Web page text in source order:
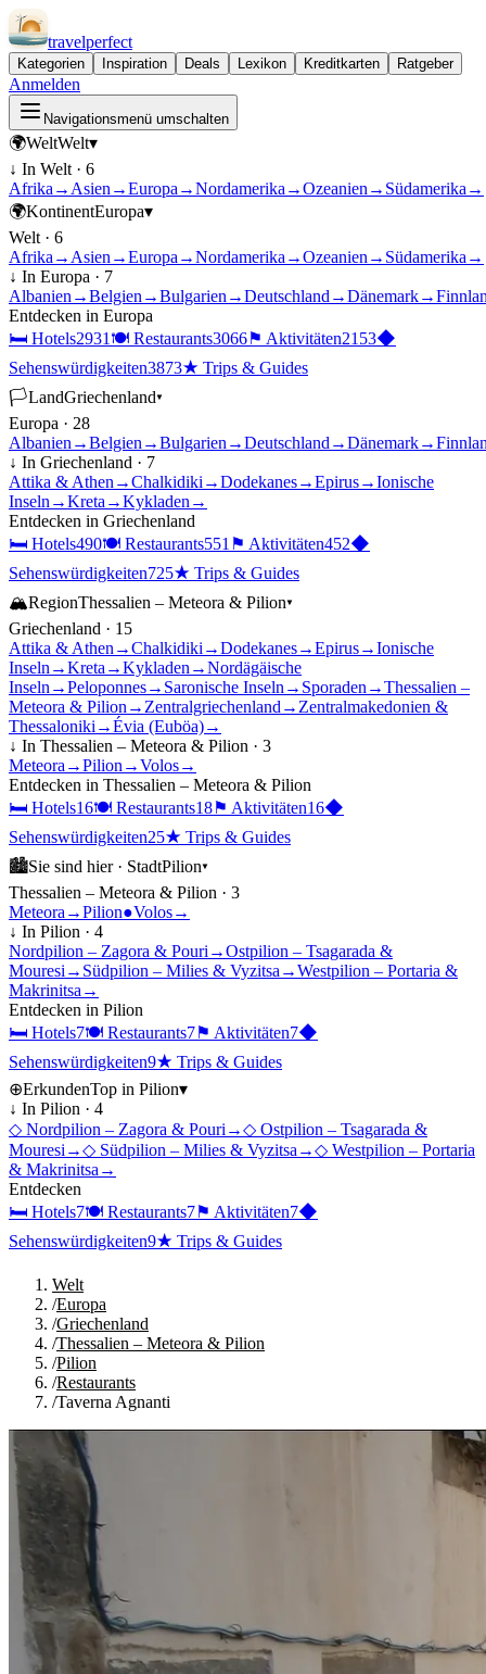
travelperfect
Kategorien Inspiration Deals Lexikon Kreditkarten Ratgeber
Anmelden
Navigationsmenü umschalten
🌍WeltWelt▾
↓ In Welt · 6
Afrika → Asien →Europa →Nordamerika →Ozeanien → Südamerika →
🌍KontinentEuropa▾
Welt · 6
Afrika → Asien →Europa →Nordamerika →Ozeanien → Südamerika →
↓ In Europa · 7
Albanien →Belgien →Bulgarien →Deutschland →Dänemark→
Entdecken in Europa
🛏 Hotels2931 🍽 Restaurants3066⚑ Aktivitäten2153◆
Sehenswürdigkeiten3873★ Trips & Guides
🏳LandGriechenland▾
Europa · 28
Albanien →Belgien →Bulgarien →Deutschland →Dänemark→
↓ In Griechenland · 7
Attika & Athen →Chalkidiki →Dodekanes→Epirus→Ionische
Inseln →Kreta →Kykladen →
Entdecken in Griechenland
🛏 Hotels490🍽 Restaurants551 ⚑ Aktivitäten452◆
Sehenswürdigkeiten725★ Trips & Guides
🏔RegionThessalien – Meteora & Pilion▾
Griechenland · 15
Attika & Athen →Chalkidiki →Dodekanes→Epirus→Ionische
Inseln →Kreta →Kykladen →Nordägäische
Inseln →Peloponnes→ Saronische Inseln → Sporaden →Thessalien –
Meteora & Pilion → Zentralgriechenland → Zentralmakedonien &
Thessaloniki →Évia (Euböa)→
↓ In Thessalien – Meteora & Pilion · 3
Meteora →Pilion →Volos→
Entdecken in Thessalien – Meteora & Pilion
🛏 Hotels16🍽 Restaurants18⚑ Aktivitäten16◆
Sehenswürdigkeiten25★ Trips & Guides
🏙Sie sind hier · StadtPilion▾
Thessalien – Meteora & Pilion · 3
Meteora →Pilion●Volos→
↓ In Pilion · 4
Nordpilion – Zagora & Pouri →Ostpilion – Tsagarada &
Mouresi → Südpilion – Milies & Vyzitsa →Westpilion – Portaria &
Makrinitsa →
Entdecken in Pilion
🛏 Hotels7🍽 Restaurants7⚑ Aktivitäten7◆
Sehenswürdigkeiten9★ Trips & Guides
⊕ErkundenTop in Pilion▾
↓ In Pilion · 4
◇ Nordpilion – Zagora & Pouri →◇ Ostpilion – Tsagarada &
Mouresi →◇ Südpilion – Milies & Vyzitsa →◇ Westpilion – Portaria
& Makrinitsa →
Entdecken
🛏 Hotels7🍽 Restaurants7⚑ Aktivitäten7◆
Sehenswürdigkeiten9★ Trips & Guides
Welt
/Europa
/Griechenland
/Thessalien – Meteora & Pilion
/Pilion
/Restaurants
/Taverna Agnanti